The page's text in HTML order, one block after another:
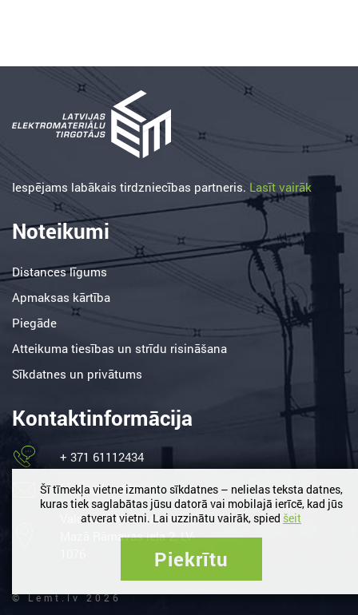
Iespējams labākais tirdzniecības partneris. Lasīt vairāk
Noteikumi
Distances līgums
Apmaksas kārtība
Piegāde
Atteikuma tiesības un strīdu risināšana
Sīkdatnes un privātums
Kontaktinformācija
+ 371 61112434
birojs@lemt.lv
Valdlauči, Ķekavas nov. /
Mazā Rāmavas iela 2, LV-
© Lemt.lv 2026
Šī tīmekļa vietne izmanto sīkdatnes – nelielas teksta datnes,
kuras tiek saglabātas jūsu datorā vai mobilajā ierīcē, kad jūs
atverat vietni. Lai uzzinātu vairāk, spied šeit
Piekrītu